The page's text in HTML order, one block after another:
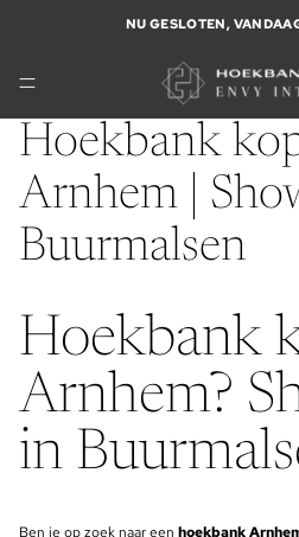
NU GESLOTEN,
Hoekbank
Arnhem |
Buurmalsen
Hoekbank
Arnhem?
in
Ben je op zoek naar een hoekbank